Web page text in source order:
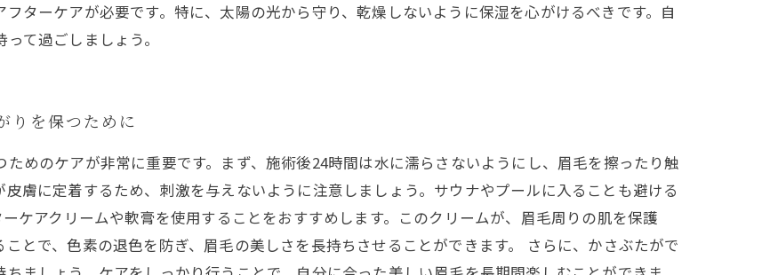
ターケアが必要です。特に、太陽の光から守り、乾燥しないように保湿を心がけるべきです。自
て過ごしましょう。
りを保つために
めのケアが非常に重要です。まず、施術後24時間は水に濡らさないようにし、眉毛を擦ったり触
膚に定着するため、刺激を与えないように注意しましょう。サウナやプールに入ることも避ける
ケアクリームや軟膏を使用することをおすすめします。このクリームが、眉毛周りの肌を保護
とで、色素の退色を防ぎ、眉毛の美しさを長持ちさせることができます。 さらに、かさぶたがで